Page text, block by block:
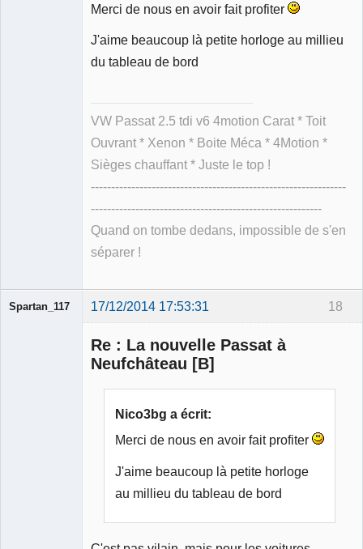
Merci de nous en avoir fait profiter
J'aime beaucoup là petite horloge au millieu
du tableau de bord
VW Passat 2.5 tdi v6 4motion Carat * Toit
Ouvrant * Xenon * Boite Méca * 4Motion *
Sièges chauffant * Juste le top !
---------------------------------------------------------------
---------------------------------------------------------
Quand on tombe dedans, impossible de s'en
séparer !
18
Spartan_117 17/12/2014 17:53:31
Re : La nouvelle Passat à
Neufchâteau [B]
Nico3bg a écrit:
Merci de nous en avoir fait profiter
J'aime beaucoup là petite horloge
au millieu du tableau de bord